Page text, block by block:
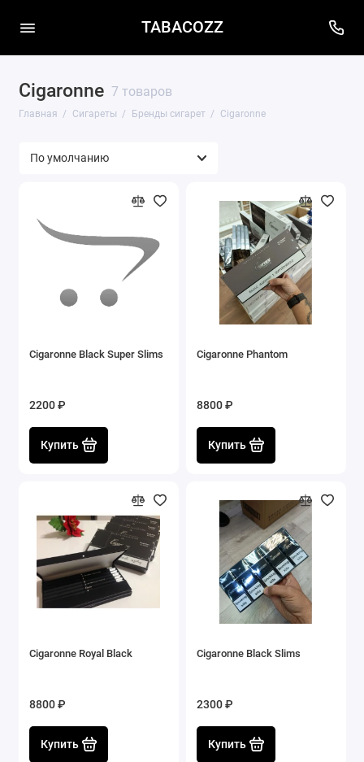
TABACOZZ
Cigaronne 7 товаров
Главная Сигареты Бренды сигарет Cigaronne
Cigaronne Black Super Slims
2200 ₽
Купить
Cigaronne Phantom
8800 ₽
Купить
Cigaronne Royal Black
8800 ₽
Купить
Cigaronne Black Slims
2300 ₽
Купить